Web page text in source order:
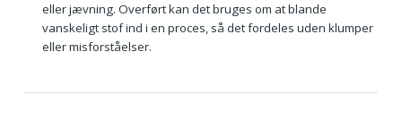
eller jævning. Overført kan det bruges om at blande
vanskeligt stof ind i en proces, så det fordeles uden klumper
eller misforståelser.